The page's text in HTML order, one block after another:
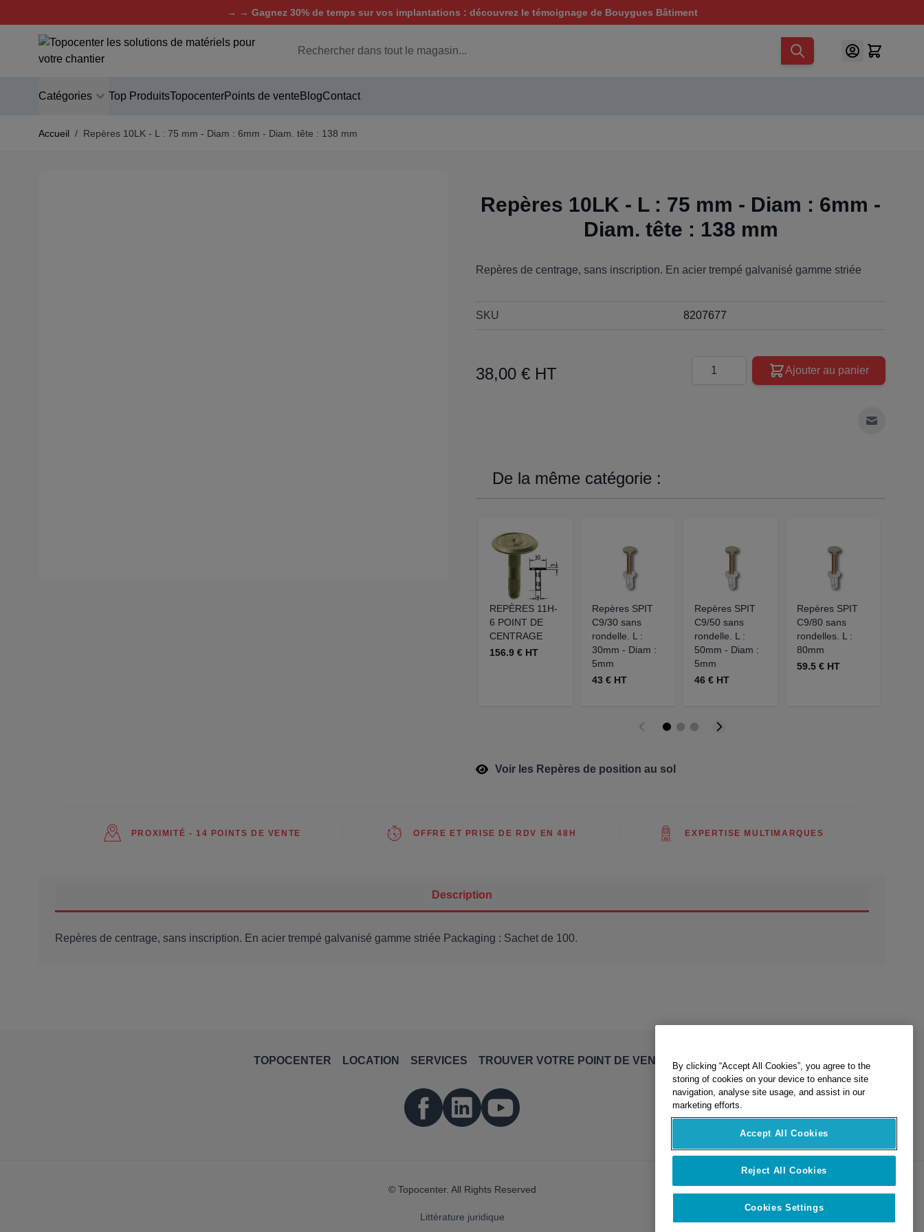
→ → Gagnez 30% de temps sur vos implantations : découvrez le témoignage de Bouygues Bâtiment
Aller au contenu
Chercher
Catégories Top ProduitsTopocenterPoints de vente BlogContact
Accueil / Repères 10LK - L : 75 mm - Diam : 6mm - Diam. tête : 138 mm
Repères 10LK - L : 75 mm - Diam : 6mm -
Diam. tête : 138 mm
Repères de centrage, sans inscription. En acier trempé galvanisé gamme striée
SKU 8207677
38,00 € HT
Quantité
Ajouter au panier
Envoyer à
De la même catégorie :
REPÈRES 11H-
6 POINT DE
CENTRAGE
156.9 € HT
Repères SPIT
C9/30 sans
rondelle. L :
30mm - Diam :
5mm
43 € HT
Repères SPIT
C9/50 sans
rondelle. L :
50mm - Diam :
5mm
46 € HT
Repères SPIT
C9/80 sans
rondelles. L :
80mm
59.5 € HT
Voir les Repères de position au sol
PROXIMITÉ - 14 POINTS DE VENTE OFFRE ET PRISE DE RDV EN 48H EXPERTISE MULTIMARQUES
Description
Repères de centrage, sans inscription. En acier trempé galvanisé gamme striée Packaging : Sachet de 100.
TOPOCENTER LOCATION SERVICES TROUVER VOTRE POINT DE VENTE
© Topocenter. All Rights Reserved
Littérature juridique
storing of cookies on your device to enhance site
navigation, analyse site usage, and assist in our
marketing efforts.
Accept All Cookies
Reject All Cookies
Cookies Settings